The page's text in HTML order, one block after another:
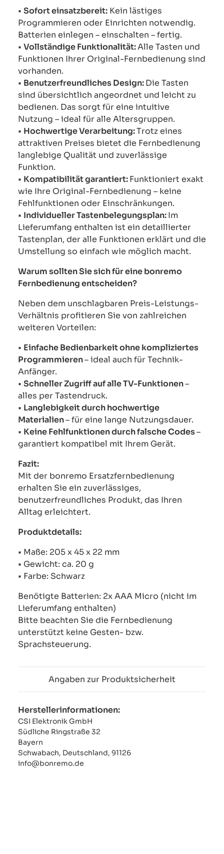
• Sofort einsatzbereit: Kein lästiges
Programmieren oder Einrichten notwendig.
Batterien einlegen – einschalten – fertig.
• Vollständige Funktionalität:Alle Tasten und
Funktionen Ihrer Original-Fernbedienung sind
vorhanden.
• Benutzerfreundliches Design:Die Tasten
sind übersichtlich angeordnet und leicht zu
bedienen. Das sorgt für eine intuitive
Nutzung – ideal für alle Altersgruppen.
• Hochwertige Verarbeitung:Trotz eines
attraktiven Preises bietet die Fernbedienung
langlebige Qualität und zuverlässige
Funktion.
• Kompatibilität garantiert:Funktioniert exakt
wie Ihre Original-Fernbedienung – keine
Fehlfunktionen oder Einschränkungen.
• Individueller Tastenbelegungsplan:Im
Lieferumfang enthalten ist ein detaillierter
Tastenplan, der alle Funktionen erklärt und die
Umstellung so einfach wie möglich macht.
Warum sollten Sie sich für eine bonremo
Fernbedienung entscheiden?
Neben dem unschlagbaren Preis-Leistungs-
Verhältnis profitieren Sie von zahlreichen
weiteren Vorteilen:
• Einfache Bedienbarkeit ohne kompliziertes
Programmieren– ideal auch für Technik-
Anfänger.
• Schneller Zugriff auf alle TV-Funktionen–
alles per Tastendruck.
• Langlebigkeit durch hochwertige
Materialien– für eine lange Nutzungsdauer.
• Keine Fehlfunktionen durch falsche Codes–
garantiert kompatibel mit Ihrem Gerät.
Fazit:
Mit der bonremo Ersatzfernbedienung
erhalten Sie ein zuverlässiges,
benutzerfreundliches Produkt, das Ihren
Alltag erleichtert.
Produktdetails:
• Maße: 205 x 45 x 22 mm
• Gewicht: ca. 20 g
• Farbe: Schwarz
Benötigte Batterien: 2x AAA Micro (nicht im
Lieferumfang enthalten)
Bitte beachten Sie die Fernbedienung
unterstützt keine Gesten- bzw.
Sprachsteuerung.
Angaben zur Produktsicherheit
Herstellerinformationen:
CSI Elektronik GmbH
Südliche Ringstraße 32
Bayern
Schwabach, Deutschland, 91126
info@bonremo.de